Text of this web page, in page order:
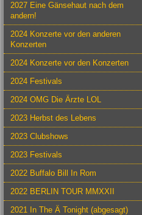
2027 Eine Gänsehaut nach dem
andern!
2024 Konzerte vor den anderen
Konzerten
2024 Konzerte vor den Konzerten
2024 Festivals
2024 OMG Die Ärzte LOL
2023 Herbst des Lebens
2023 Clubshows
2023 Festivals
2022 Buffalo Bill In Rom
2022 BERLIN TOUR MMXXII
2021 In The Ä Tonight (abgesagt)